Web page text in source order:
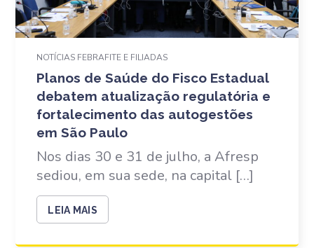
NOTÍCIAS FEBRAFITE E FILIADAS
Planos de Saúde do Fisco Estadual
debatem atualização regulatória e
fortalecimento das autogestões
em São Paulo
Nos dias 30 e 31 de julho, a Afresp
sediou, em sua sede, na capital […]
LEIA MAIS